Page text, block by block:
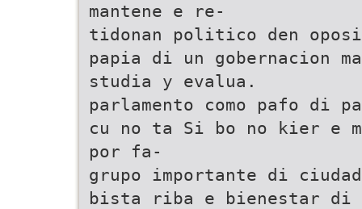
mantene e re-
tidonan politico den
papia di un gobernacion
studia y evalua.
parlamento como pafo di
cu no ta Si bo no kier e
por fa-
grupo importante di
bista riba e bienestar di